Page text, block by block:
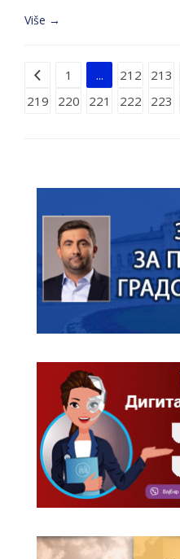
Više →
Strana 218 od 228
1 ... 212 213
219
220 221 222 223